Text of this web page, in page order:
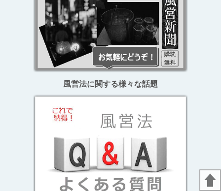
風営法に関する様々な話題